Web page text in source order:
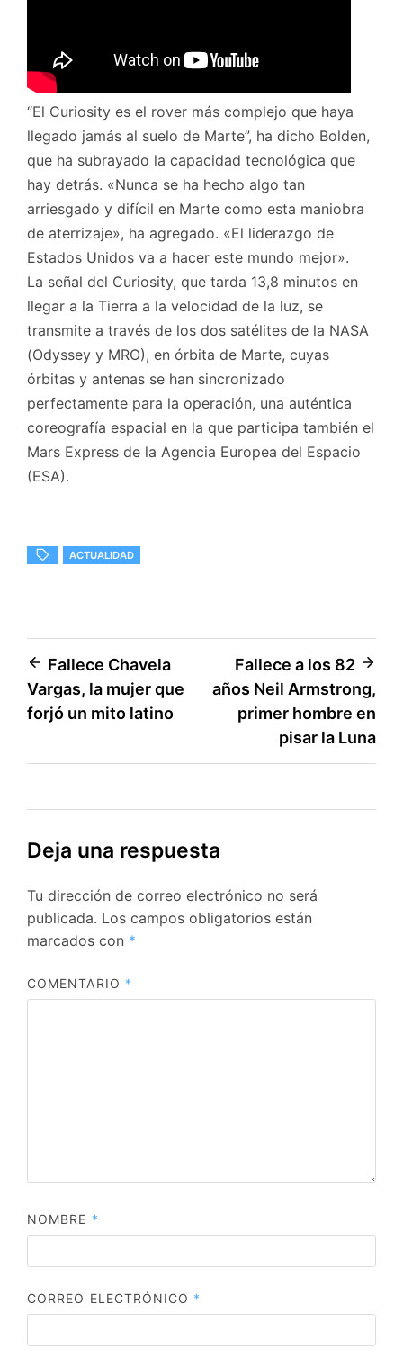
“El Curiosity es el rover más complejo que haya
llegado jamás al suelo de Marte”, ha dicho Bolden,
que ha subrayado la capacidad tecnológica que
hay detrás. «Nunca se ha hecho algo tan
arriesgado y difícil en Marte como esta maniobra
de aterrizaje», ha agregado. «El liderazgo de
Estados Unidos va a hacer este mundo mejor».
La señal del Curiosity, que tarda 13,8 minutos en
llegar a la Tierra a la velocidad de la luz, se
transmite a través de los dos satélites de la NASA
(Odyssey y MRO), en órbita de Marte, cuyas
órbitas y antenas se han sincronizado
perfectamente para la operación, una auténtica
coreografía espacial en la que participa también el
Mars Express de la Agencia Europea del Espacio
(ESA).
ACTUALIDAD
Navegación
de
Fallece Chavela
Vargas, la mujer que
forjó un mito latino
Fallece a los 82
años Neil Armstrong,
primer hombre en
pisar la Luna
Deja una respuesta
Tu dirección de correo electrónico no será
publicada. Los campos obligatorios están
marcados con *
COMENTARIO *
NOMBRE *
CORREO ELECTRÓNICO *